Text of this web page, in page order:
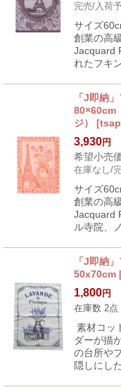
完売/入荷
サイズ
創業の高
Jacquard
れたフキ
「J即納
80×60cm
ジ）
[
3,930円
希望小売
在庫なし/
サイズ
創業の高
Jacquard
ル寺院、
「J即納
50x70cm
1,800円
在庫数 2点
素材コッ
ダーが描
の台所や
隠しにし